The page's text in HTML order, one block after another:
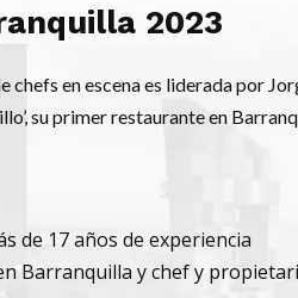
2023
en escena es liderada por
su primer restaurante en
de 17 años de experiencia
Barranquilla y chef y